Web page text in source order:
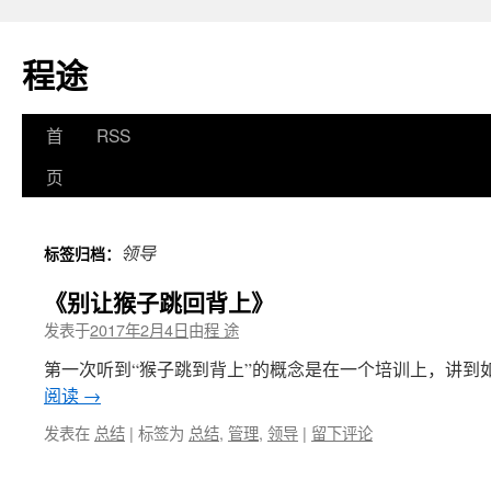
程途
跳
文
首
页
RSS
标签归档： 领导
《别让猴子跳回背上》
发表于2017年2月4日由程 途
第一次听到“猴子跳到背上”的概念是在一个培训上，讲
阅读 →
发表在 总结 | 标签为 总结, 管理, 领导 | 留下评论